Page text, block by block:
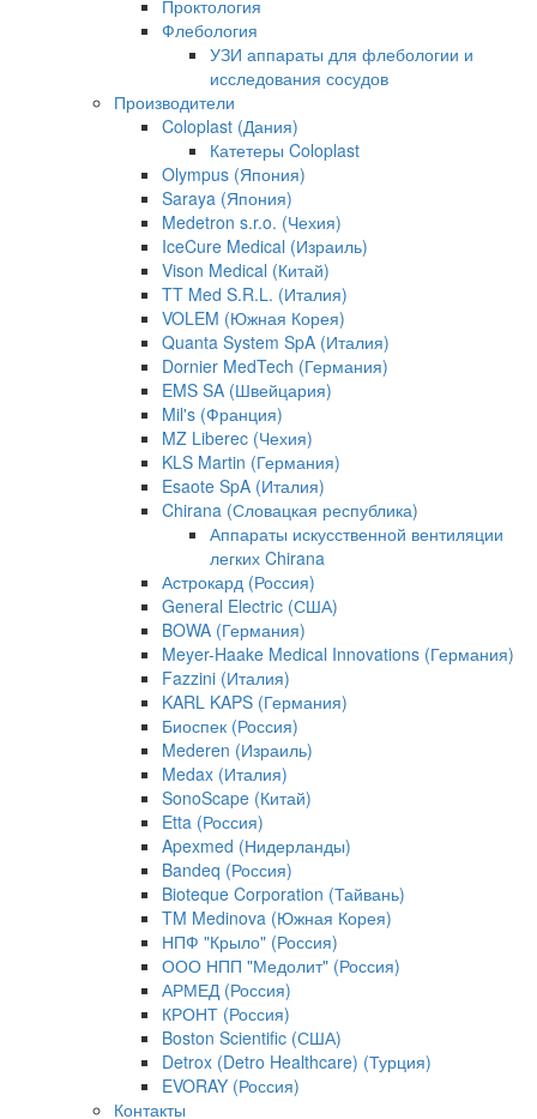
Проктология
Флебология
УЗИ аппараты для флебологии и
исследования сосудов
Производители
Coloplast (Дания)
Катетеры Coloplast
Olympus (Япония)
Saraya (Япония)
Medetron s.r.o. (Чехия)
IceCure Medical (Израиль)
Vison Medical (Китай)
TT Med S.R.L. (Италия)
VOLEM (Южная Корея)
Quanta System SpA (Италия)
Dornier MedTech (Германия)
EMS SA (Швейцария)
Mil's (Франция)
MZ Liberec (Чехия)
KLS Martin (Германия)
Esaote SpA (Италия)
Chirana (Словацкая республика)
Аппараты искусственной вентиляции
легких Chirana
Астрокард (Россия)
General Electric (США)
BOWA (Германия)
Meyer-Haake Medical Innovations (Германия)
Fazzini (Италия)
KARL KAPS (Германия)
Биоспек (Россия)
Mederen (Израиль)
Medax (Италия)
SonoScape (Китай)
Etta (Россия)
Apexmed (Нидерланды)
Bandeq (Россия)
Bioteque Corporation (Тайвань)
TM Medinova (Южная Корея)
НПФ "Крыло" (Россия)
ООО НПП "Медолит" (Россия)
АРМЕД (Россия)
КРОНТ (Россия)
Boston Scientific (США)
Detrox (Detro Healthcare) (Турция)
EVORAY (Россия)
Контакты